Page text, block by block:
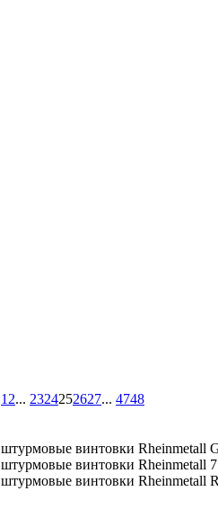
1 2... 2324252627... 4748
штурмовые винтовки Rheinmetall
штурмовые винтовки Rheinmetall
штурмовые винтовки Rheinmetall